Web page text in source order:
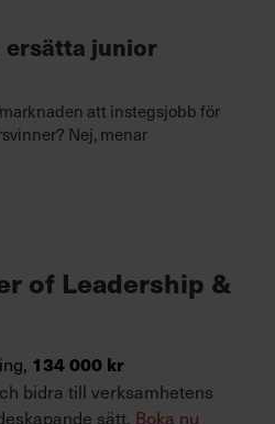
ersätta junior
att instegsjobb för
Nej, menar
of Leadership &
134 000 kr
bidra till verksamhetens
sätt. Boka nu